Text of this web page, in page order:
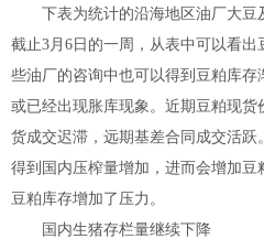
下表为统计的沿海地区油厂大豆
截止3月6日的一周，从表中可以看
些油厂的咨询中也可以得到豆粕库
或已经出现胀库现象。近期豆粕现
货成交迟滞，远期基差合同成交活跃
得到国内压榨量增加，进而会增加
豆粕库存增加了压力。
国内生猪存栏量继续下降